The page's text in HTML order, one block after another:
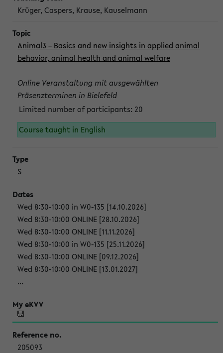
Krüger, Caspers, Krause, Kauselmann
Animal3 – Basics and new insights in applied animal
behavior, animal health and animal welfare
Online Veranstaltung mit ausgewählten
Präsenzterminen in Bielefeld
Limited number of participants: 20
Course taught in English
S
Wed 8:30-10:00 in W0-135 [14.10.2026]
Wed 8:30-10:00 ONLINE [28.10.2026]
Wed 8:30-10:00 ONLINE [11.11.2026]
Wed 8:30-10:00 in W0-135 [25.11.2026]
Wed 8:30-10:00 ONLINE [09.12.2026]
Wed 8:30-10:00 ONLINE [13.01.2027]
...
205093